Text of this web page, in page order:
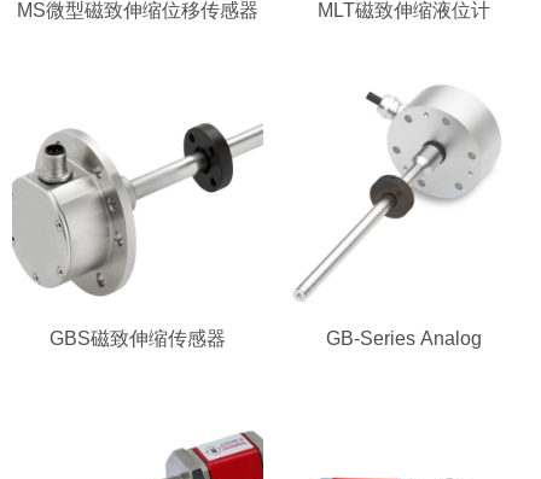
MS微型磁致伸缩位移传感器 MLT磁致伸缩液位计
GBS磁致伸缩传感器 GB-Series Analog